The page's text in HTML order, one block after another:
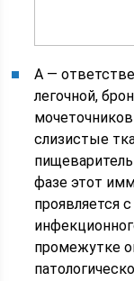
А —
легочной,
слизистые
фазе этот
проявляется
промежутке